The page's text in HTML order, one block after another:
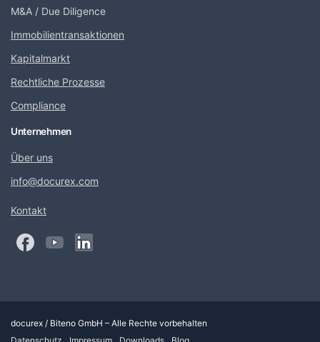
M&A / Due Diligence
Immobilientransaktionen
Kapitalmarkt
Rechtliche Prozesse
Compliance
Unternehmen
Über uns
info@docurex.com
Kontakt
docurex / Biteno GmbH – Alle Rechte vorbehalten